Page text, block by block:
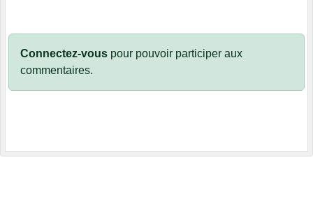
Connectez-vous pour pouvoir participer aux
commentaires.